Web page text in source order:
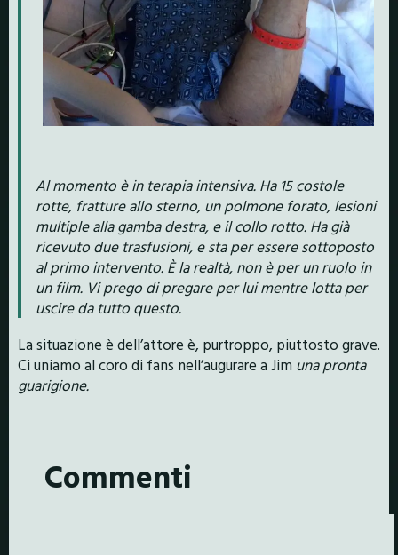
Al momento è in terapia intensiva. Ha 15 costole
rotte, fratture allo sterno, un polmone forato, lesioni
multiple alla gamba destra, e il collo rotto. Ha già
ricevuto due trasfusioni, e sta per essere sottoposto
al primo intervento. È la realtà, non è per un ruolo in
un film. Vi prego di pregare per lui mentre lotta per
uscire da tutto questo.
La situazione è dell’attore è, purtroppo, piuttosto grave.
Ci uniamo al coro di fans nell’augurare a Jim una pronta
guarigione.
Commenti